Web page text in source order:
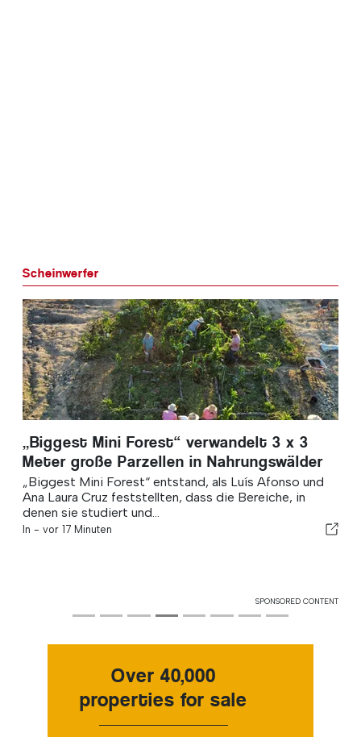
Scheinwerfer
„Biggest Mini Forest“ verwandelt 3 x 3
Meter große Parzellen in Nahrungswälder
„Biggest Mini Forest“ entstand, als Luís Afonso und
Ana Laura Cruz feststellten, dass die Bereiche, in
denen sie studiert und...
In - vor 17 Minuten
SPONSORED CONTENT
Over 40,000
properties for sale